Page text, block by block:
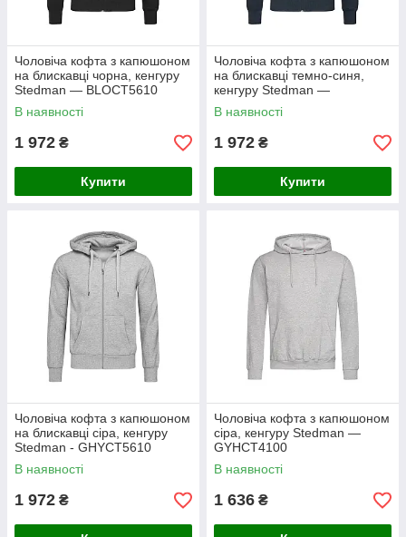
Чоловіча кофта з капюшоном
на блискавці чорна, кенгуру
Stedman — BLOСТ5610
В наявності
1 972 ₴
Купити
Чоловіча кофта з капюшоном
на блискавці темно-синя,
кенгуру Stedman —
BLMСТ5610
В наявності
1 972 ₴
Купити
Чоловіча кофта з капюшоном
на блискавці сіра, кенгуру
Stedman - GHYСТ5610
В наявності
1 972 ₴
Чоловіча кофта з капюшоном
сіра, кенгуру Stedman —
GYHСТ4100
В наявності
1 636 ₴